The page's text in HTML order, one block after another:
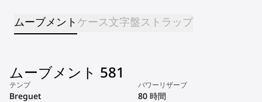
ムーブメント ケース文字盤ストラップ
ムーブメント 581
テンプ
Breguet
パワーリザーブ
80 時間